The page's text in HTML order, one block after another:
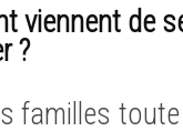
viennent de
?
familles